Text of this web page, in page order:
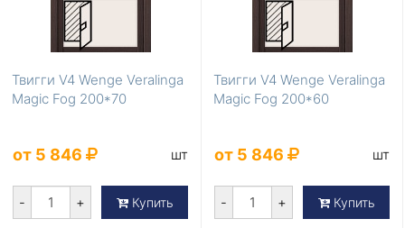
Твигги V4 Wenge Veralinga
Magic Fog 200*70
от 5 846 шт
- + Купить
Твигги V4 Wenge Veralinga
Magic Fog 200*60
от 5 846 шт
- + Купить